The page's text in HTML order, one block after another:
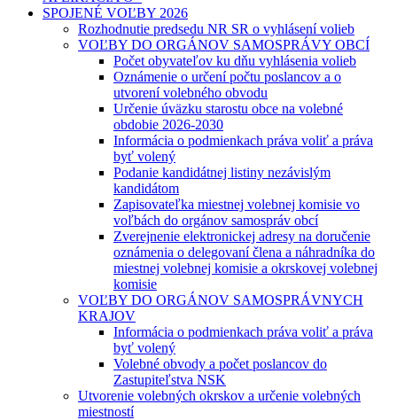
SPOJENÉ VOĽBY 2026
Rozhodnutie predsedu NR SR o vyhlásení volieb
VOĽBY DO ORGÁNOV SAMOSPRÁVY OBCÍ
Počet obyvateľov ku dňu vyhlásenia volieb
Oznámenie o určení počtu poslancov a o
utvorení volebného obvodu
Určenie úväzku starostu obce na volebné
obdobie 2026-2030
Informácia o podmienkach práva voliť a práva
byť volený
Podanie kandidátnej listiny nezávislým
kandidátom
Zapisovateľka miestnej volebnej komisie vo
voľbách do orgánov samospráv obcí
Zverejnenie elektronickej adresy na doručenie
oznámenia o delegovaní člena a náhradníka do
miestnej volebnej komisie a okrskovej volebnej
komisie
VOĽBY DO ORGÁNOV SAMOSPRÁVNYCH
KRAJOV
Informácia o podmienkach práva voliť a práva
byť volený
Volebné obvody a počet poslancov do
Zastupiteľstva NSK
Utvorenie volebných okrskov a určenie volebných
miestností